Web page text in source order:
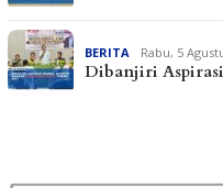
BERITA Rabu, 5
Dibanjiri